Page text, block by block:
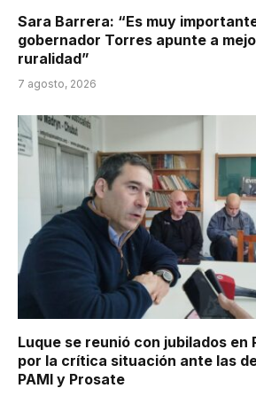
Sara Barrera: “Es muy
gobernador Torres apunte a
ruralidad”
7 agosto, 2026
Luque se reunió con jubilados en
por la crítica situación ante las
PAMI y Prosate